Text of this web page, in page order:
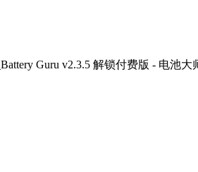
Battery Guru v2.3.5 解锁付费版 - 电池大